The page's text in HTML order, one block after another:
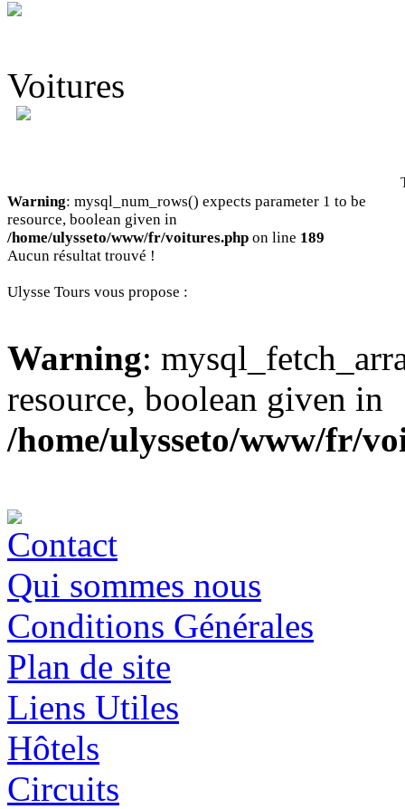
Voitures
Warning: mysql_num_rows() expects parameter 1 to be
resource, boolean given in
/home/ulysseto/www/fr/voitures.php on line 189
Aucun résultat trouvé !
Ulysse Tours vous propose :
Warning:
resource, boolean given in
/home/ulysseto/www/fr/
Contact
Qui sommes nous
Conditions Générales
Plan de site
Liens Utiles
Hôtels
Circuits